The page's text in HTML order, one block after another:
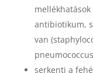
antibiotikum,
van
serkenti a